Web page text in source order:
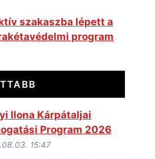
szakaszba lépett a
program
Ilona Kárpátaljai
Program 2026
15:47